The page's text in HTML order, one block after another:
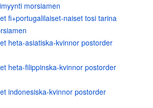
morsiamen
fi+portugalilaiset-naiset tosi tarina
heta-asiatiska-kvinnor postorder
heta-filippinska-kvinnor postorder
indonesiska-kvinnor postorder